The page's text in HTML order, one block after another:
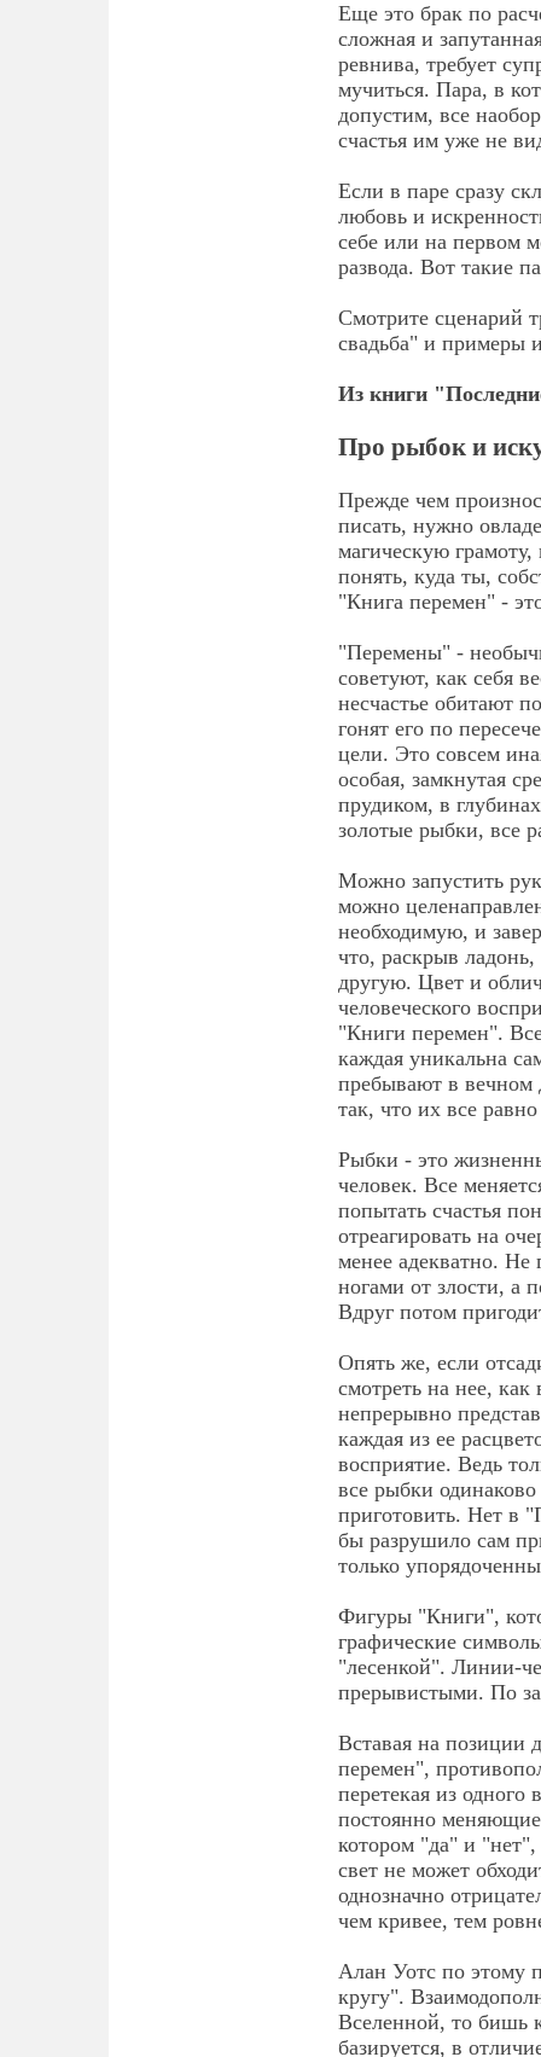
Еще это брак по
сложная и
ревнива, требует
мучиться. Пара, в
допустим, все
счастья им уже не
Если в паре сразу
любовь и
себе или на первом
развода. Вот такие
Смотрите сценарий
свадьба" и примеры
Из книги
Про рыбок и
Прежде чем
писать, нужно
магическую
понять, куда ты,
"Книга перемен" -
"Перемены" -
советуют, как себя
несчастье обитают
гонят его по
цели. Это совсем
особая, замкнутая
прудиком, в
золотые рыбки, все
Можно запустить
можно
необходимую, и
что, раскрыв
другую. Цвет и
человеческого
"Книги перемен".
каждая уникальна
пребывают в вечном
так, что их все
Рыбки - это
человек. Все
попытать счастья
отреагировать на
менее адекватно. Не
ногами от злости, а
Вдруг потом
Опять же, если
смотреть на нее, как
непрерывно
каждая из ее
восприятие. Ведь
все рыбки
приготовить. Нет в
бы разрушило сам
только
Фигуры "Книги",
графические
"лесенкой". Линии-
прерывистыми. По
Вставая на позиции
перемен",
перетекая из
постоянно
котором "да" и "нет",
свет не может
однозначно
чем кривее, тем
Алан Уотс по этому
кругу".
Вселенной, то бишь
базируется, в